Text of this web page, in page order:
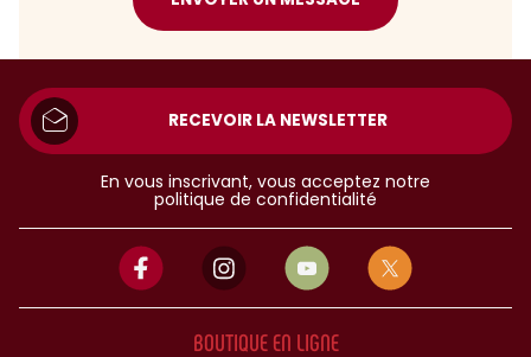
RECEVOIR LA NEWSLETTER
En vous inscrivant, vous acceptez notre
politique de confidentialité
BOUTIQUE EN LIGNE